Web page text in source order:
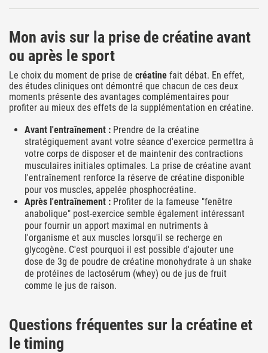
Mon avis sur la prise de créatine avant
ou après le sport
Le choix du moment de prise de créatine fait débat. En effet,
des études cliniques ont démontré que chacun de ces deux
moments présente des avantages complémentaires pour
profiter au mieux des effets de la supplémentation en créatine.
Avant l'entraînement : Prendre de la créatine
stratégiquement avant votre séance d'exercice permettra à
votre corps de disposer et de maintenir des contractions
musculaires initiales optimales. La prise de créatine avant
l'entraînement renforce la réserve de créatine disponible
pour vos muscles, appelée phosphocréatine.
Après l'entraînement : Profiter de la fameuse "fenêtre
anabolique" post-exercice semble également intéressant
pour fournir un apport maximal en nutriments à
l'organisme et aux muscles lorsqu'il se recherge en
glycogène. C'est pourquoi il est possible d'ajouter une
dose de 3g de poudre de créatine monohydrate à un shake
de protéines de lactosérum (whey) ou de jus de fruit
comme le jus de raison.
Questions fréquentes sur la créatine et
le timing